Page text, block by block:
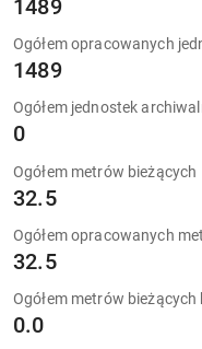
1489
Ogółem opracowanych
1489
Ogółem jednostek
0
Ogółem metrów bieżących
32.5
Ogółem opracowanych
32.5
Ogółem metrów bieżących
0.0